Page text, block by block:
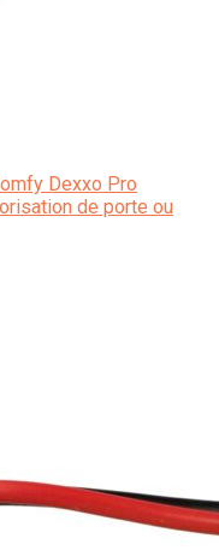
Dexxo Pro
de porte ou